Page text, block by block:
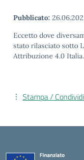
Pubblicato:
Eccetto dove
stato rilasciato sotto
Attribuzione 4.0 Italia.
Stampa / Condividi